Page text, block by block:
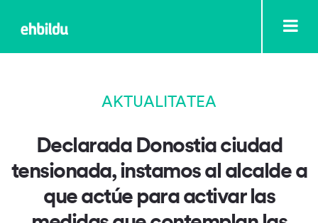
AKTUALITATEA
Declarada Donostia ciudad
tensionada, instamos al alcalde a
que actúe para activar las